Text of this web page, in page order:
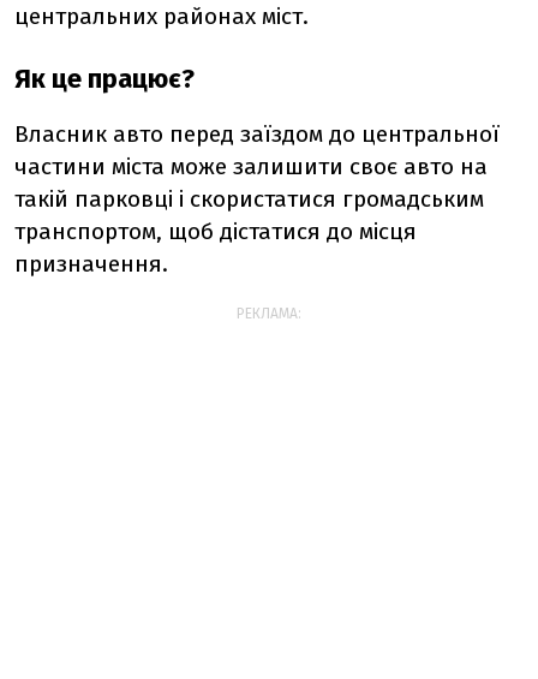
центральних районах міст.
Як це працює?
Власник авто перед заїздом до центральної
частини міста може залишити своє авто на
такій парковці і скористатися громадським
транспортом, щоб дістатися до місця
призначення.
РЕКЛАМА: